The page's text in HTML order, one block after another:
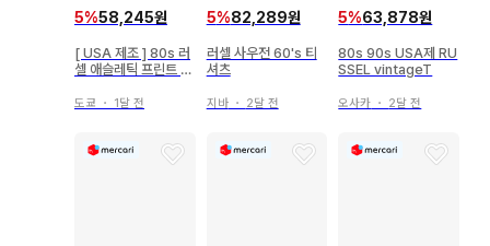
5%58,245원
[ USA 제조 ] 80s 러
셀 애슬레틱 프린트 T
도쿄 ・ 1달 전
5%82,289원
러셀 사우전 60's 티
셔츠
지바・ 2달 전
5%63,878원
80s 90s USA제 RU
SSEL vintageT
오사카 ・ 2달 전